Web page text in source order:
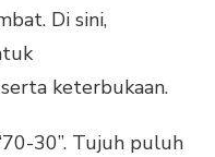
Di sini,
keterbukaan.
30”. Tujuh puluh